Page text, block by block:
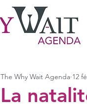
La
The Why Wait Agenda 12